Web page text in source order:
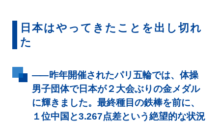
日本はやってきたことを出し切れ
た
――昨年開催されたパリ五輪では、体操
男子団体で日本が２大会ぶりの金メダル
に輝きました。最終種目の鉄棒を前に、
１位中国と3.267点差という絶望的な状況